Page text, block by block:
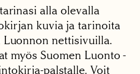
alla olevalla
kuvia ja tarinoita
Luonnon nettisivuilla.
myös Suomen Luonto -
palstalle. Voit